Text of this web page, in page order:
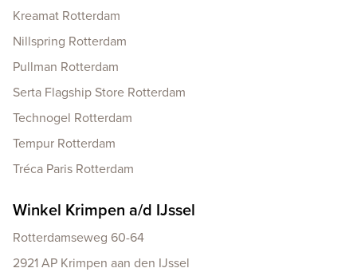
Kreamat Rotterdam
Nillspring Rotterdam
Pullman Rotterdam
Serta Flagship Store Rotterdam
Technogel Rotterdam
Tempur Rotterdam
Tréca Paris Rotterdam
Winkel Krimpen a/d IJssel
Rotterdamseweg 60-64
2921 AP Krimpen aan den IJssel